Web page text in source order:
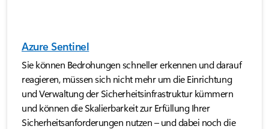
Azure Sentinel
Sie können Bedrohungen schneller erkennen und darauf
reagieren, müssen sich nicht mehr um die Einrichtung
und Verwaltung der Sicherheitsinfrastruktur kümmern
und können die Skalierbarkeit zur Erfüllung Ihrer
Sicherheitsanforderungen nutzen – und dabei noch die